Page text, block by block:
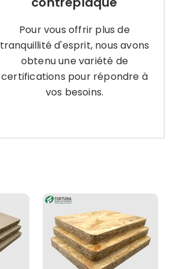
Pour vous offrir plus de
tranquillité d'esprit, nous avons
obtenu une variété de
certifications pour répondre à
vos besoins.
tranquillité d'esprit, nous avons
obtenu une variété de
certifications pour répondre à
vos besoins.
Apprendre encore plus